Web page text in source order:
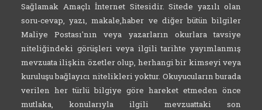
Sağlamak Amaçlı İnternet Sitesidir. Sitede yazılı olan
soru-cevap, yazı, makale,haber ve diğer bütün bilgiler
Maliye Postası'nın veya yazarların okurlara tavsiye
niteliğindeki görüşleri veya ilgili tarihte yayımlanmış
mevzuata ilişkin özetler olup, herhangi bir kimseyi veya
kuruluşu bağlayıcı nitelikleri yoktur. Okuyucuların burada
verilen her türlü bilgiye göre hareket etmeden önce
mutlaka, konularıyla ilgili mevzuattaki son